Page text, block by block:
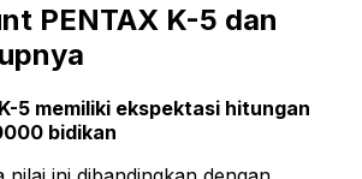
PENTAX K-5 dan
5 memiliki ekspektasi hitungan
bidikan